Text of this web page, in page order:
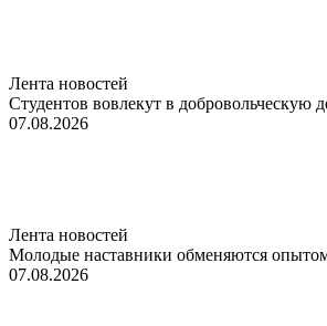
Лента новостей
Студентов вовлекут в добровольческую
07.08.2026
Лента новостей
Молодые наставники обменяются
07.08.2026